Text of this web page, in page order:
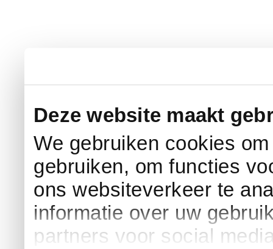
Deze website maakt
We gebruiken cookies
gebruiken, om functies
ons websiteverkeer te
informatie over uw
partners voor social